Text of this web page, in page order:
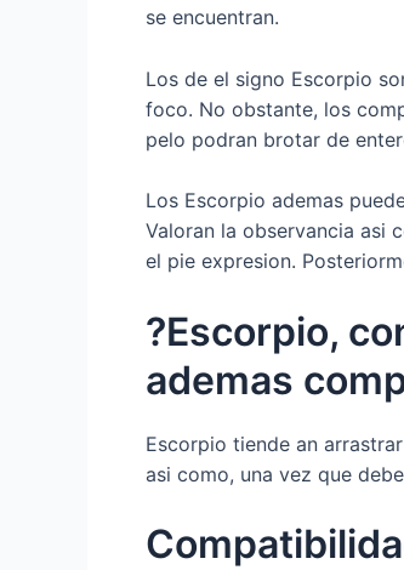
se encuentran.
Los de el signo Escorpio
foco. No obstante, los
pelo podran brotar de
Los Escorpio ademas
Valoran la observancia asi­
el pie expresion.
?Escorpio,
ademas
Escorpio tiende an
asi­ como, una vez que